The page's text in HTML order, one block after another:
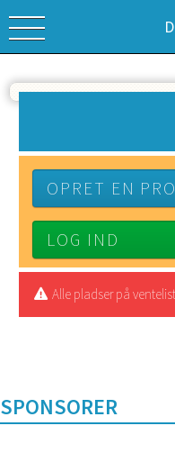
OPRET EN
LOG IND
Alle pladser på
SPONSORER